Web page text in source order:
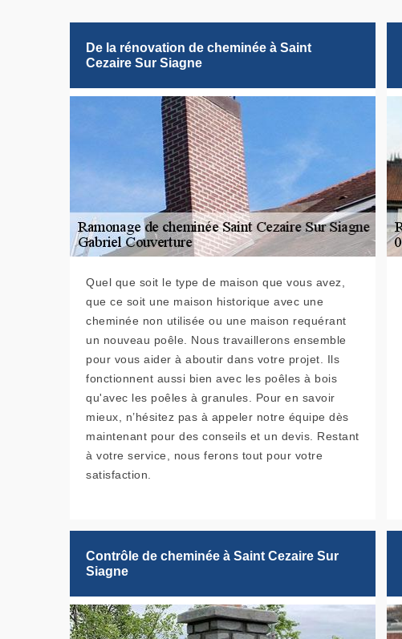
De la rénovation de cheminée à Saint
Cezaire Sur Siagne
Quel que soit le type de maison que vous avez,
que ce soit une maison historique avec une
cheminée non utilisée ou une maison requérant
un nouveau poêle. Nous travaillerons ensemble
pour vous aider à aboutir dans votre projet. Ils
fonctionnent aussi bien avec les poêles à bois
qu'avec les poêles à granules. Pour en savoir
mieux, n’hésitez pas à appeler notre équipe dès
maintenant pour des conseils et un devis. Restant
à votre service, nous ferons tout pour votre
satisfaction.
Contrôle de cheminée à Saint Cezaire Sur
Siagne